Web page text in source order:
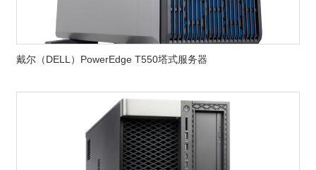
戴尔（DELL）PowerEdge T550塔式服务器